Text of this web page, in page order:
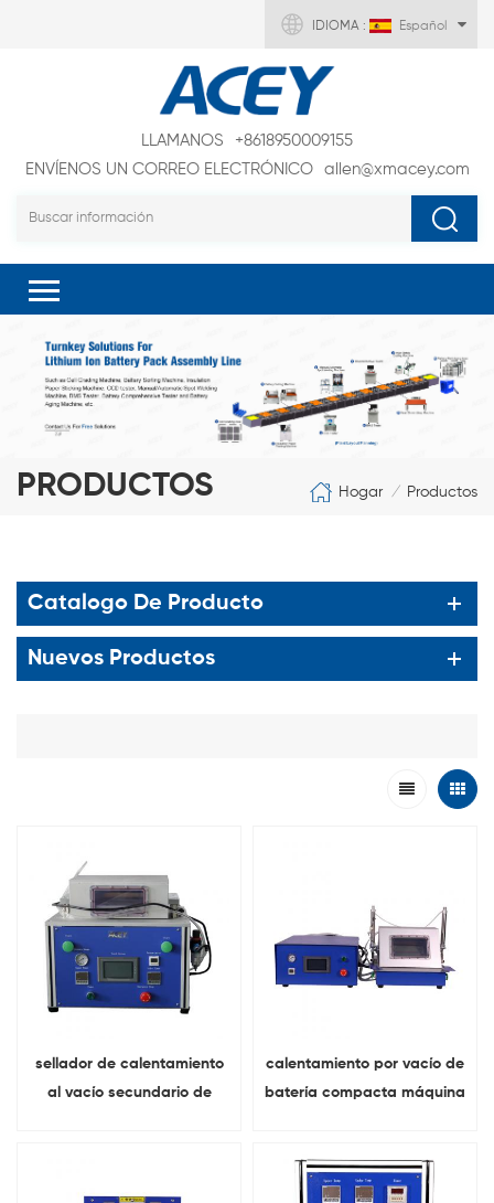
IDIOMA : Español
LLAMANOS
+8618950009155
ENVÍENOS UN CORREO ELECTRÓNICO
allen@xmacey.com
PRODUCTOS Hogar / Productos
Catalogo De Producto
Nuevos Productos
sellador de calentamiento
al vacío secundario de
calentamiento por vacío de
batería compacta máquina